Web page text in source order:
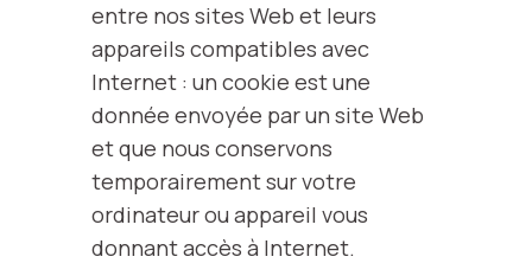
entre nos sites Web et leurs
appareils compatibles avec
Internet : un cookie est une
donnée envoyée par un site Web
et que nous conservons
temporairement sur votre
ordinateur ou appareil vous
donnant accès à Internet.